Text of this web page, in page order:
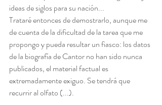
ideas de siglos para su nación...
Trataré entonces de demostrarlo, aunque me
de cuenta de la dificultad de la tarea que me
propongo y pueda resultar un fiasco: los datos
de la biografía de Cantor no han sido nunca
publicados, el material factual es
extremadamente exiguo. Se tendrá que
recurrir al olfato (...).